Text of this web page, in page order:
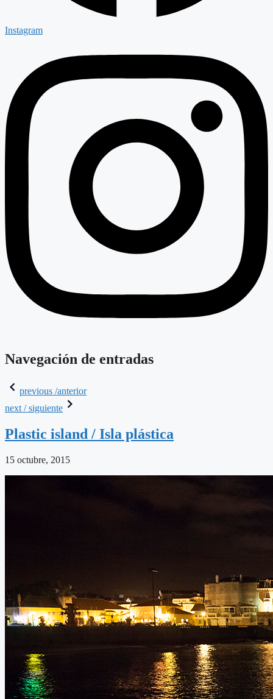
Instagram
Navegación de entradas
previous /anterior
next / siguiente
Plastic island / Isla plástica
15 octubre, 2015